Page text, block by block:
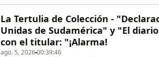
cómo se disfruta u
La Tertulia de Colección -
Unidas de Sudamérica" y "El
con el titular: "¡Alarma!
ago. 5, 202600:39:46